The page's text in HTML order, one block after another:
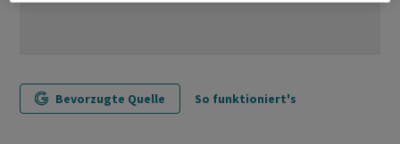
Bevorzugte Quelle So funktioniert's